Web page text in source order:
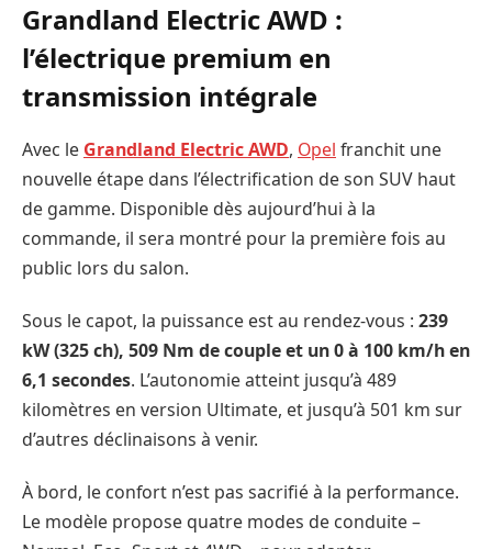
Grandland Electric AWD :
l’électrique premium en
transmission intégrale
Avec le Grandland Electric AWD, Opel franchit une
nouvelle étape dans l’électrification de son SUV haut
de gamme. Disponible dès aujourd’hui à la
commande, il sera montré pour la première fois au
public lors du salon.
Sous le capot, la puissance est au rendez-vous : 239
kW (325 ch), 509 Nm de couple et un 0 à 100 km/h en
6,1 secondes. L’autonomie atteint jusqu’à 489
kilomètres en version Ultimate, et jusqu’à 501 km sur
d’autres déclinaisons à venir.
À bord, le confort n’est pas sacrifié à la performance.
Le modèle propose quatre modes de conduite –